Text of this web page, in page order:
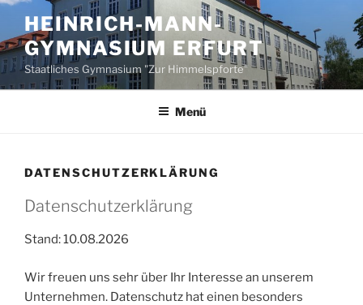
Zum
Inhalt
springen
HEINRICH-MANN-
GYMNASIUM ERFURT
Staatliches Gymnasium "Zur Himmelspforte"
Menü
DATENSCHUTZERKLÄRUNG
Datenschutzerklärung
Stand: 10.08.2026
Wir freuen uns sehr über Ihr Interesse an unserem
Unternehmen. Datenschutz hat einen besonders